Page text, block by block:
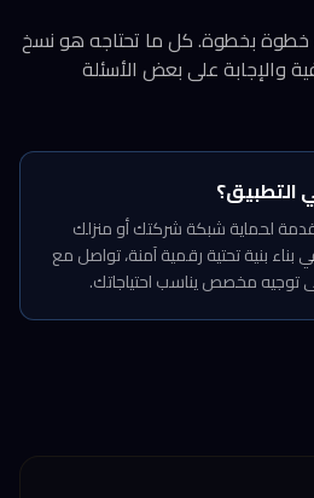
خطوة بخطوة. كل ما تحتاجه هو نسخ
والإجابة على بعض الأسئلة
التطبيق؟
لحماية شبكة شركتك أو منزلك
بناء بنية تحتية رقمية آمنة، تواصل مع